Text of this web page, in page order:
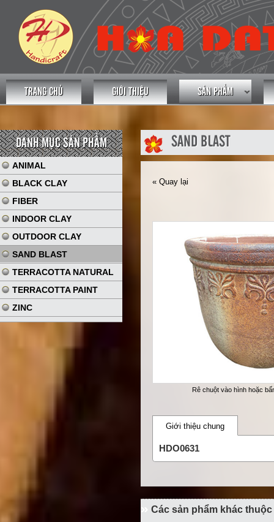
TRANG CHỦ GIỚI THIỆU SẢN PHẨM
DANH MỤC SẢN PHẨM
ANIMAL
BLACK CLAY
FIBER
INDOOR CLAY
OUTDOOR CLAY
SAND BLAST
TERRACOTTA NATURAL
TERRACOTTA PAINT
ZINC
SAND BLAST
« Quay lại
Rê chuột vào hình hoặc
Giới thiệu chung
HDO0631
Các sản phẩm khác